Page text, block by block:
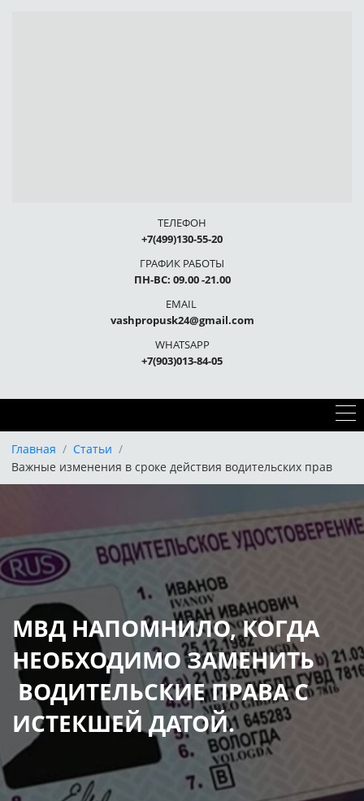
ТЕЛЕФОН
+7(499)130-55-20
ГРАФИК РАБОТЫ
ПН-ВС: 09.00 -21.00
EMAIL
vashpropusk24@gmail.com
WHATSAPP
+7(903)013-84-05
Главная / Статьи /
Важные изменения в сроке действия водительских прав
МВД НАПОМНИЛО, КОГДА
НЕОБХОДИМО ЗАМЕНИТЬ
ВОДИТЕЛЬСКИЕ ПРАВА С
ИСТЕКШЕЙ ДАТОЙ.